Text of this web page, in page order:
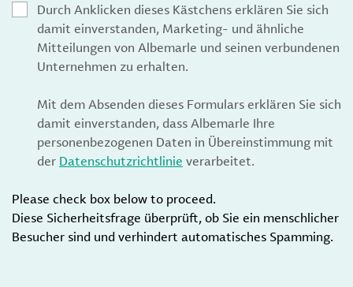
Durch Anklicken dieses Kästchens erklären Sie sich
damit einverstanden, Marketing- und ähnliche
Mitteilungen von Albemarle und seinen verbundenen
Unternehmen zu erhalten.
Mit dem Absenden dieses Formulars erklären Sie sich
damit einverstanden, dass Albemarle Ihre
personenbezogenen Daten in Übereinstimmung mit
der Datenschutzrichtlinie verarbeitet.
Please check box below to proceed.
Diese Sicherheitsfrage überprüft, ob Sie ein menschlicher
Besucher sind und verhindert automatisches Spamming.